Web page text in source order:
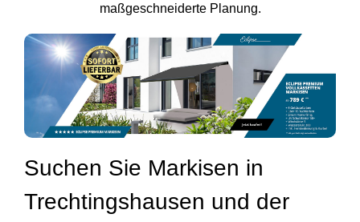
maßgeschneiderte Planung.
Suchen Sie Markisen in
Trechtingshausen und der